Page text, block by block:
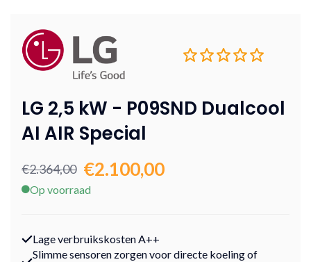
LG 2,5 kW - P09SND Dualcool
AI AIR Special
€2.364,00 €2.100,00
Op voorraad
Lage verbruikskosten A++
Slimme sensoren zorgen voor directe koeling of